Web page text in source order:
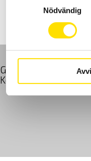
Nödvändig
GDPR
Kontakt